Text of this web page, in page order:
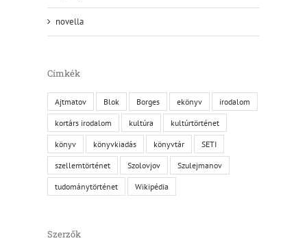
novella
Címkék
Ajtmatov Blok Borges ekönyv irodalom
kortárs irodalom kultúra kultúrtörténet
könyv könyvkiadás könyvtár SETI
szellemtörténet Szolovjov Szulejmanov
tudománytörténet Wikipédia
Szerzők